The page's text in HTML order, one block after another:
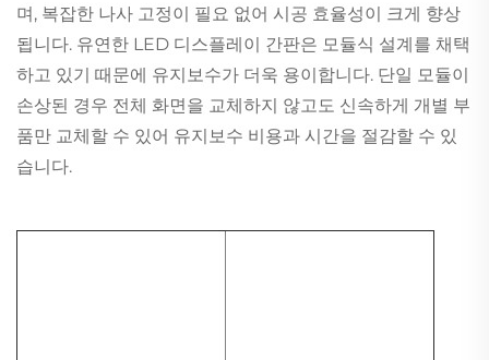
며, 복잡한 나사 고정이 필요 없어 시공 효율성이 크게 향상
됩니다. 유연한 LED 디스플레이 간판은 모듈식 설계를 채택
하고 있기 때문에 유지보수가 더욱 용이합니다. 단일 모듈이
손상된 경우 전체 화면을 교체하지 않고도 신속하게 개별 부
품만 교체할 수 있어 유지보수 비용과 시간을 절감할 수 있
습니다.